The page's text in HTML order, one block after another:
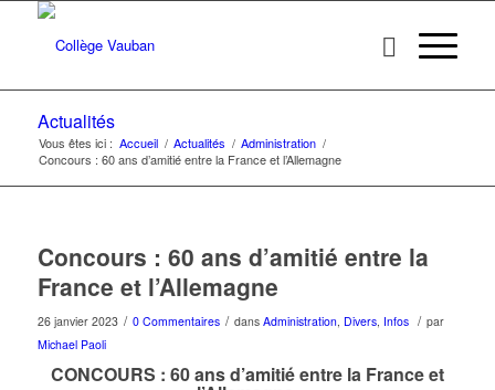
Actualités
Vous êtes ici : Accueil / Actualités / Administration /
Concours : 60 ans d’amitié entre la France et l’Allemagne
Concours : 60 ans d’amitié entre la
France et l’Allemagne
26 janvier 2023 / 0 Commentaires / dans Administration, Divers, Infos / par
Michael Paoli
CONCOURS : 60 ans d’amitié entre la France et